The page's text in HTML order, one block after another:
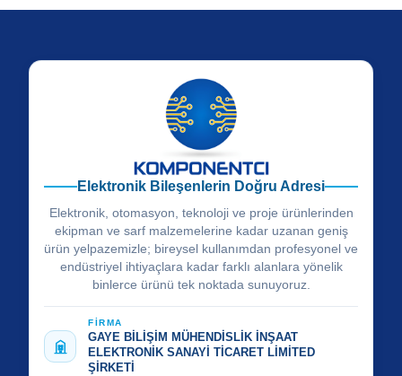
Elektronik Bileşenlerin Doğru Adresi
Elektronik, otomasyon, teknoloji ve proje ürünlerinden
ekipman ve sarf malzemelerine kadar uzanan geniş
ürün yelpazemizle; bireysel kullanımdan profesyonel ve
endüstriyel ihtiyaçlara kadar farklı alanlara yönelik
binlerce ürünü tek noktada sunuyoruz.
FİRMA
GAYE BİLİŞİM MÜHENDİSLİK İNŞAAT
ELEKTRONİK SANAYİ TİCARET LİMİTED
ŞİRKETİ